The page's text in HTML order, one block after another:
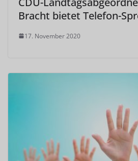
Bracht bietet Telefon-
17. November 2020